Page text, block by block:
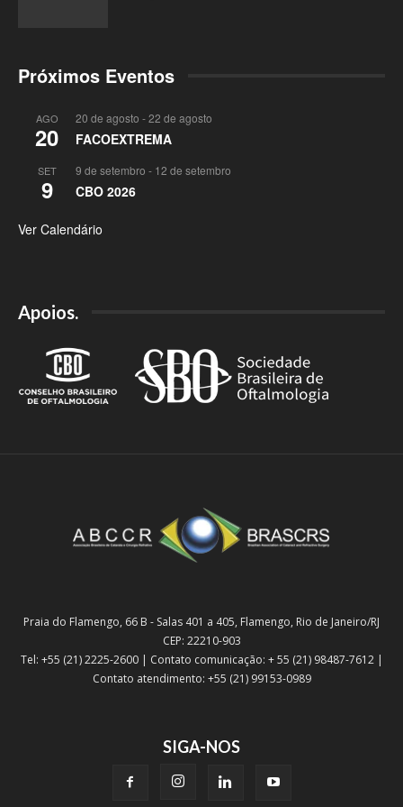
Próximos Eventos
AGO
20
20 de agosto -22 de agosto
FACOEXTREMA
SET
9
9 de setembro - 12 de setembro
CBO 2026
Ver Calendário
Apoios.
Praia do Flamengo, 66 B - Salas 401 a 405, Flamengo, Rio de Janeiro/RJ
CEP: 22210-903
Tel: +55 (21) 2225-2600 | Contato comunicação: + 55 (21) 98487-7612 |
Contato atendimento: +55 (21) 99153-0989
SIGA-NOS